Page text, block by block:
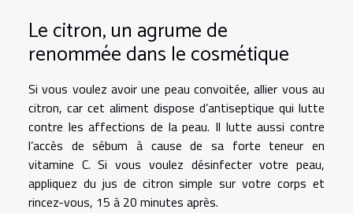
Le citron, un agrume de
renommée dans le cosmétique
Si vous voulez avoir une peau convoitée, allier vous au
citron, car cet aliment dispose d’antiseptique qui lutte
contre les affections de la peau. Il lutte aussi contre
l’accès de sébum à cause de sa forte teneur en
vitamine C. Si vous voulez désinfecter votre peau,
appliquez du jus de citron simple sur votre corps et
rincez-vous, 15 à 20 minutes après.